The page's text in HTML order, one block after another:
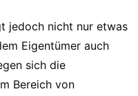
jedoch nicht nur etwas
Eigentümer auch
sich die
Bereich von